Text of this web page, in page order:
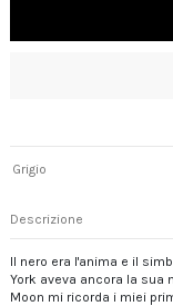
Grigio
Descrizione
Il nero era l'anima e il
York aveva ancora la sua
Moon mi ricorda i miei